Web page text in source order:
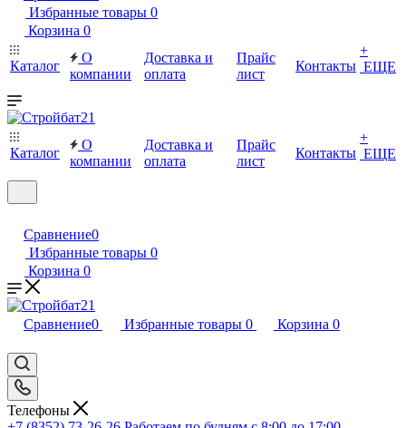
Избранные товары 0
Корзина 0
Каталог
О
компании
Доставка и
оплата
Прайс
лист
Контакты
+
ЕЩЕ
Каталог
О
компании
Доставка и
оплата
Прайс
лист
Контакты
+
ЕЩЕ
Сравнение0
Избранные товары 0
Корзина 0
Сравнение0 Избранные товары 0 Корзина 0
Телефоны